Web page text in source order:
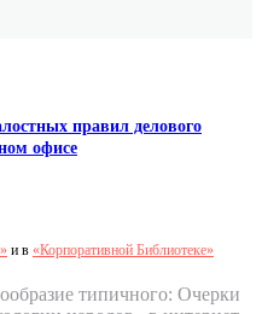
правил делового
офисе
и в «Корпоративной Библиотеке»
типичного: Очерки